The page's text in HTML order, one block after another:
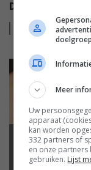
DRAADLOZE
Lees meer
Meer
Uw
apparaat
kan worden
332 partners of
en onze partners
gebruiken. Lijst